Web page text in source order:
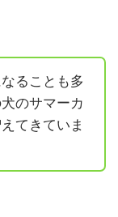
ることも多
のサマーカ
てきていま